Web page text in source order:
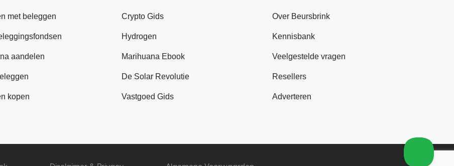
met beleggen
aandelen
kopen
Crypto Gids
Hydrogen
Marihuana Ebook
De Solar Revolutie
Vastgoed Gids
Over Beursbrink
Kennisbank
Veelgestelde vragen
Resellers
Adverteren